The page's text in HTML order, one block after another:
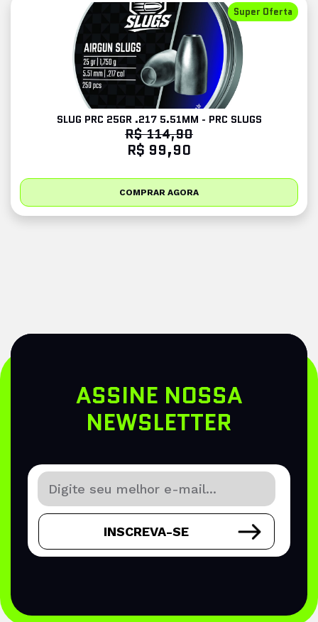
Super Oferta
SLUG PRC 25GR .217 5.51MM - PRC SLUGS
R$ 114,90
R$ 99,90
COMPRAR AGORA
ASSINE NOSSA
NEWSLETTER
INSCREVA-SE